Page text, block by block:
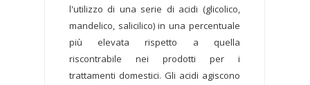
l'utilizzo di una serie di acidi (glicolico,
mandelico, salicilico) in una percentuale
più elevata rispetto a quella
riscontrabile nei prodotti per i
trattamenti domestici. Gli acidi agiscono